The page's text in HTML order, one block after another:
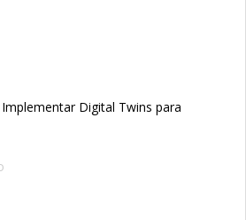
Digital Twins para